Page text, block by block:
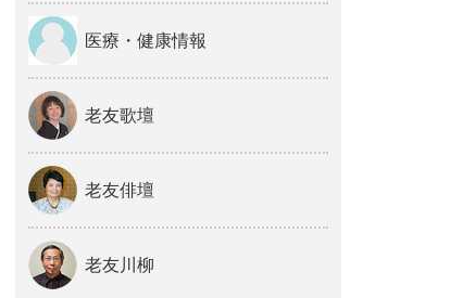
医療・健康情報
老友歌壇
老友俳壇
老友川柳